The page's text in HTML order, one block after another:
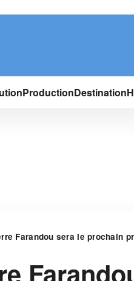
ProductionDestination
Farandou sera le prochain